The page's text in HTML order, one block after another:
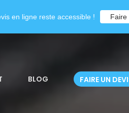
BLOG FAIRE UN
en ligne reste accessible ! Faire